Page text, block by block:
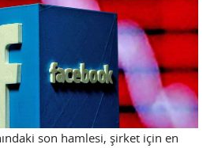
son hamlesi, şirket için en